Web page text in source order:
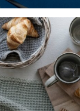
Accueil
Bonnes adresses
Quartiers
Blog